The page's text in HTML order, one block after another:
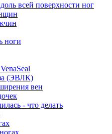
всей поверхности ног
ноги
(ЭВЛК)
вен
- что делать